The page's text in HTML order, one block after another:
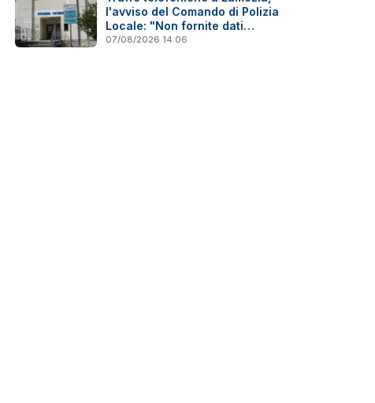
l'avviso del Comando di Polizia
Locale: "Non fornite dati
personali"
07/08/2026 14:06